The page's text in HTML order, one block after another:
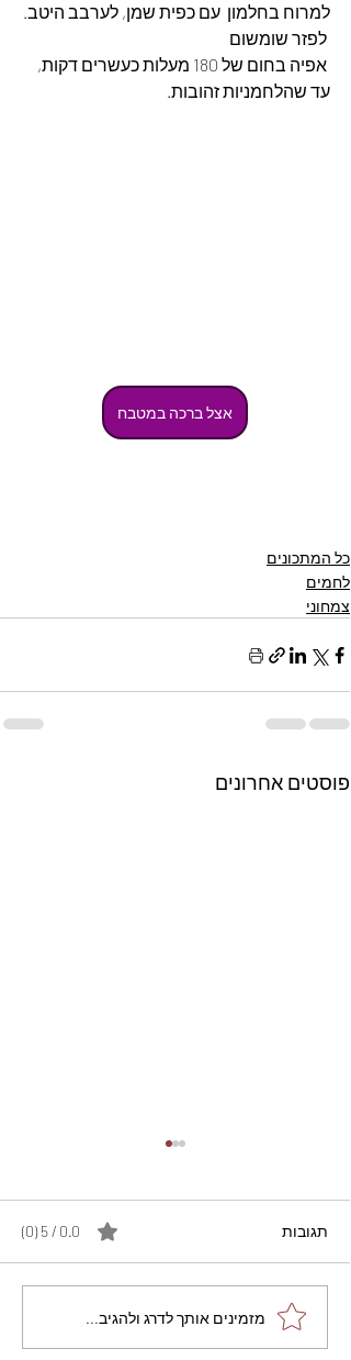
למרוח בחלמון  עם כפית שמן, לערבב היטב.
עד שהלחמניות זהובות.
אצל ברכה במטבח
כל המתכונים
לחמים
צמחוני
פוסטים אחרונים
מתכון מנצח עוגת מייפל
שוקולד בחושה וקלה - זיוה
תגובות 0.0 / 5 ‏(0)
מזמינים אותך לדרג ולהגיב...